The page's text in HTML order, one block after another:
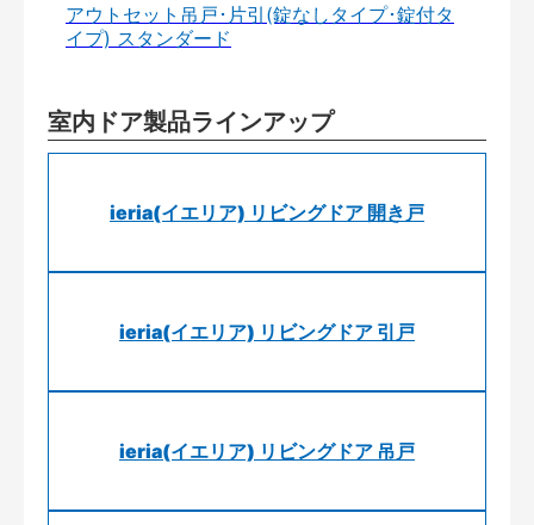
アウトセット吊戸･片引(錠なしタイプ･錠付タ
イプ) スタンダード
室内ドア製品ラインアップ
ieria(イエリア) リビングドア 開き戸
ieria(イエリア) リビングドア 引戸
ieria(イエリア) リビングドア 吊戸